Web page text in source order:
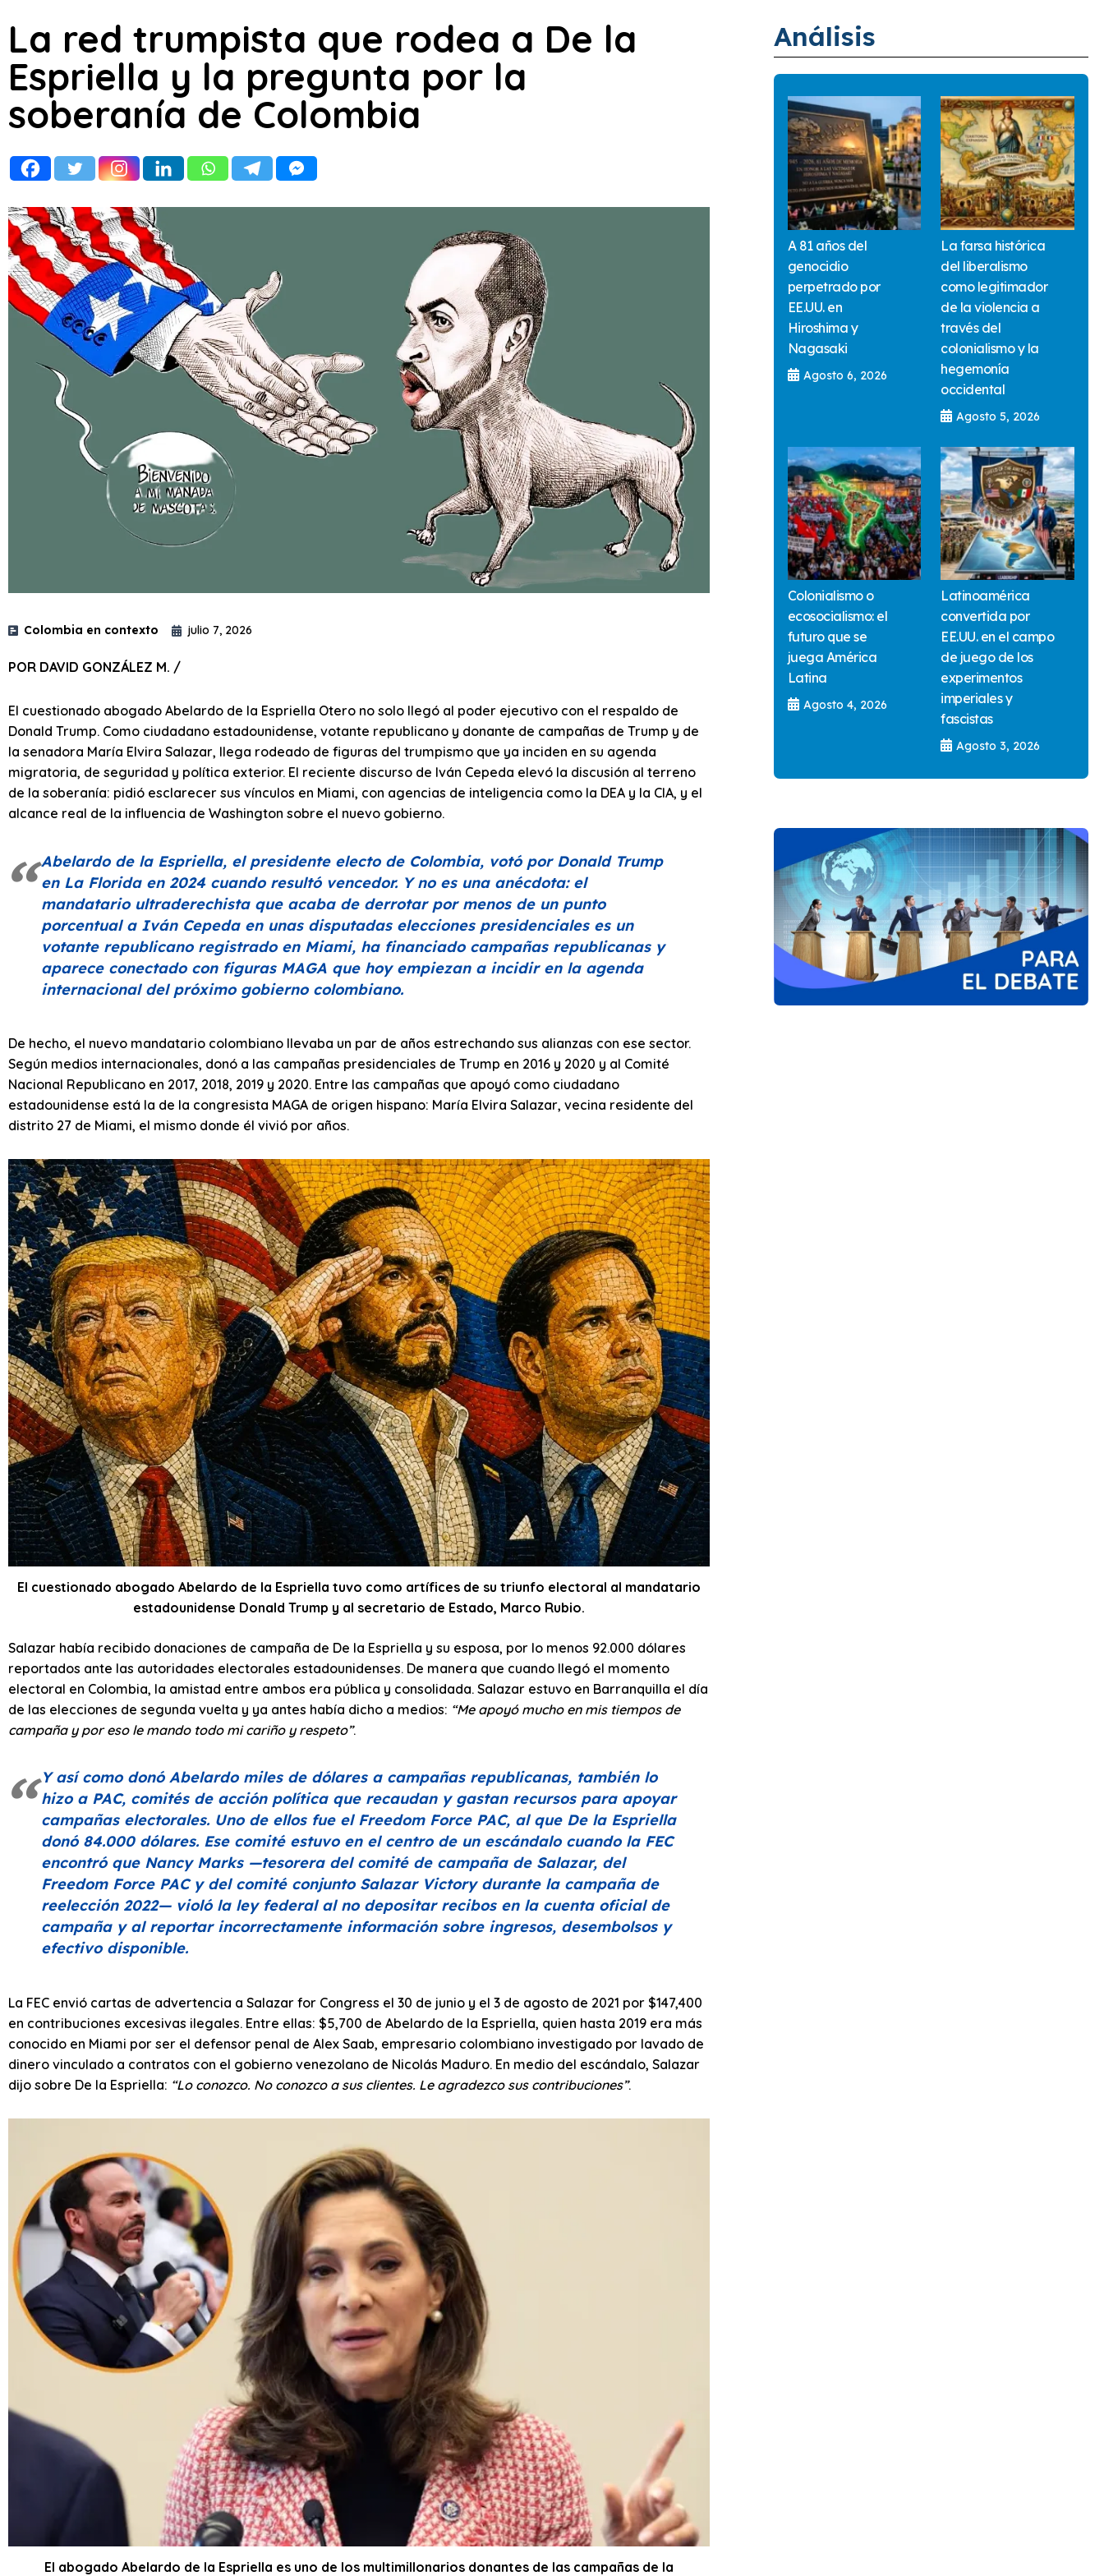
La red trumpista que rodea a De la
Espriella y la pregunta por la
soberanía de Colombia
Colombia en contexto julio 7, 2026
POR DAVID GONZÁLEZ M. /
El cuestionado abogado Abelardo de la Espriella Otero no solo llegó al poder ejecutivo con el respaldo de
Donald Trump. Como ciudadano estadounidense, votante republicano y donante de campañas de Trump y de
la senadora María Elvira Salazar, llega rodeado de figuras del trumpismo que ya inciden en su agenda
migratoria, de seguridad y política exterior. El reciente discurso de Iván Cepeda elevó la discusión al terreno
de la soberanía: pidió esclarecer sus vínculos en Miami, con agencias de inteligencia como la DEA y la CIA, y el
alcance real de la influencia de Washington sobre el nuevo gobierno.
Abelardo de la Espriella, el presidente electo de Colombia, votó por Donald Trump
en La Florida en 2024 cuando resultó vencedor. Y no es una anécdota: el
mandatario ultraderechista que acaba de derrotar por menos de un punto
porcentual a Iván Cepeda en unas disputadas elecciones presidenciales es un
votante republicano registrado en Miami, ha financiado campañas republicanas y
aparece conectado con figuras MAGA que hoy empiezan a incidir en la agenda
internacional del próximo gobierno colombiano.
De hecho, el nuevo mandatario colombiano llevaba un par de años estrechando sus alianzas con ese sector.
Según medios internacionales, donó a las campañas presidenciales de Trump en 2016 y 2020 y al Comité
Nacional Republicano en 2017, 2018, 2019 y 2020. Entre las campañas que apoyó como ciudadano
estadounidense está la de la congresista MAGA de origen hispano: María Elvira Salazar, vecina residente del
distrito 27 de Miami, el mismo donde él vivió por años.
El cuestionado abogado Abelardo de la Espriella tuvo como artífices de su triunfo electoral al mandatario
estadounidense Donald Trump y al secretario de Estado, Marco Rubio.
Salazar había recibido donaciones de campaña de De la Espriella y su esposa, por lo menos 92.000 dólares
reportados ante las autoridades electorales estadounidenses. De manera que cuando llegó el momento
electoral en Colombia, la amistad entre ambos era pública y consolidada. Salazar estuvo en Barranquilla el día
de las elecciones de segunda vuelta y ya antes había dicho a medios: “Me apoyó mucho en mis tiempos de
campaña y por eso le mando todo mi cariño y respeto”.
Y así como donó Abelardo miles de dólares a campañas republicanas, también lo
hizo a PAC, comités de acción política que recaudan y gastan recursos para apoyar
campañas electorales. Uno de ellos fue el Freedom Force PAC, al que De la Espriella
donó 84.000 dólares. Ese comité estuvo en el centro de un escándalo cuando la FEC
encontró que Nancy Marks —tesorera del comité de campaña de Salazar, del
Freedom Force PAC y del comité conjunto Salazar Victory durante la campaña de
reelección 2022— violó la ley federal al no depositar recibos en la cuenta oficial de
campaña y al reportar incorrectamente información sobre ingresos, desembolsos y
efectivo disponible.
La FEC envió cartas de advertencia a Salazar for Congress el 30 de junio y el 3 de agosto de 2021 por $147,400
en contribuciones excesivas ilegales. Entre ellas: $5,700 de Abelardo de la Espriella, quien hasta 2019 era más
conocido en Miami por ser el defensor penal de Alex Saab, empresario colombiano investigado por lavado de
dinero vinculado a contratos con el gobierno venezolano de Nicolás Maduro. En medio del escándalo, Salazar
dijo sobre De la Espriella: “Lo conozco. No conozco a sus clientes. Le agradezco sus contribuciones”.
El abogado Abelardo de la Espriella es uno de los multimillonarios donantes de las campañas de la
Análisis
A 81 años del
genocidio
perpetrado por
EE.UU. en
Hiroshima y
Nagasaki
Agosto 6, 2026
La farsa histórica
del liberalismo
como legitimador
de la violencia a
través del
colonialismo y la
hegemonía
occidental
Agosto 5, 2026
Colonialismo o
ecosocialismo: el
futuro que se
juega América
Latina
Agosto 4, 2026
Latinoamérica
convertida por
EE.UU. en el campo
de juego de los
experimentos
imperiales y
fascistas
Agosto 3, 2026